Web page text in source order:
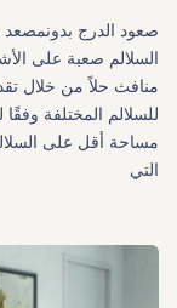
صعود الدرج
السلالم صعبة على
منافث حلاً من خلال
للسلالم المختلفة
مساحة أقل على
التي